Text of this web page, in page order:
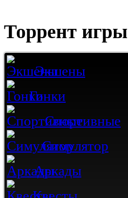
Торрент игры
Экшены
Гонки
Спортивные
Симулятор
Аркады